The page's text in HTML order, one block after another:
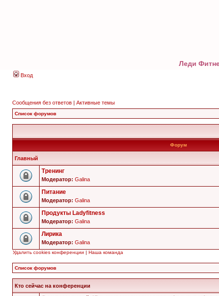
Леди
Вход
Сообщения без ответов | Активные темы
Список форумов
Форум
Главный
Тренинг
Модератор: Galina
Питание
Модератор: Galina
Продукты Ladyfitness
Модератор: Galina
Лирика
Модератор: Galina
Удалить cookies конференции | Наша команда
Список форумов
Кто сейчас на конференции